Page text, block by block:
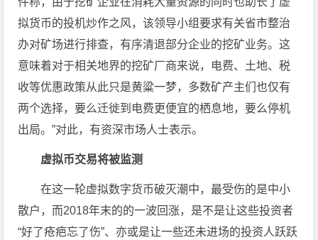
拟货币的投机炒作之风，该领导小组要求有关省市整治
办对矿场进行排查，有序清退部分企业的挖矿业务。这
意味着对于相关地界的挖矿厂商来说，电费、土地、税
收等优惠政策从此只是黄粱一梦，多数矿产主们也仅有
两个选择，要么迁徙到电费更便宜的栖息地，要么停机
出局。”对此，有资深市场人士表示。
虚拟币交易将被监测
在这一轮虚拟数字货币破灭潮中，最受伤的是中小
散户，而2018年末的的一波回涨，是不是让这些投资者
“好了疮疤忘了伤”、亦或是让一些还未进场的投资人跃跃